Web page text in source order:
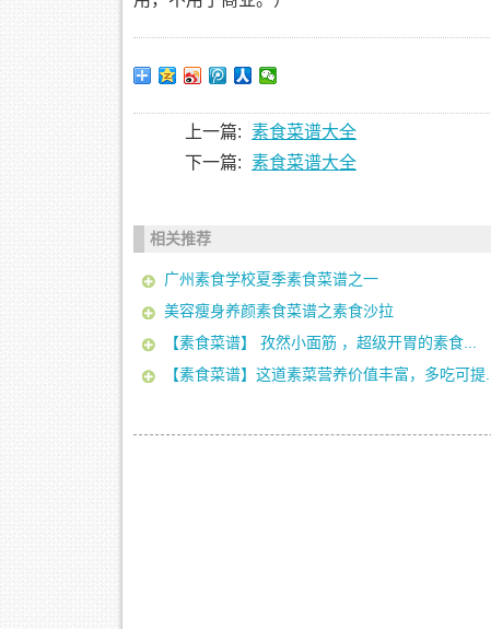
上一篇: 素食菜谱大全
下一篇: 素食菜谱大全
相关推荐
广州素食学校夏季素食菜谱之一
美容瘦身养颜素食菜谱之素食沙拉
【素食菜谱】 孜然小面筋 ，超级开胃的素食...
【素食菜谱】这道素菜营养价值丰富，多吃可提...